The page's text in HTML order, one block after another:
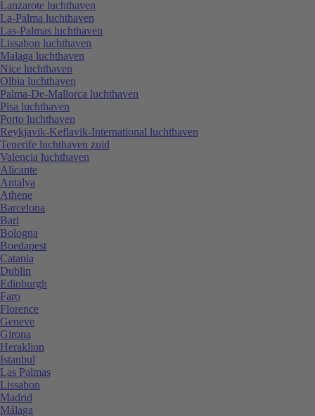
Lanzarote luchthaven
La-Palma luchthaven
Las-Palmas luchthaven
Lissabon luchthaven
Malaga luchthaven
Nice luchthaven
Olbia luchthaven
Palma-De-Mallorca luchthaven
Pisa luchthaven
Porto luchthaven
Reykjavik-Keflavik-International luchthaven
Tenerife luchthaven zuid
Valencia luchthaven
Alicante
Antalya
Athene
Barcelona
Bari
Bologna
Boedapest
Catania
Dublin
Edinburgh
Faro
Florence
Geneve
Girona
Heraklion
Istanbul
Las Palmas
Lissabon
Madrid
Málaga